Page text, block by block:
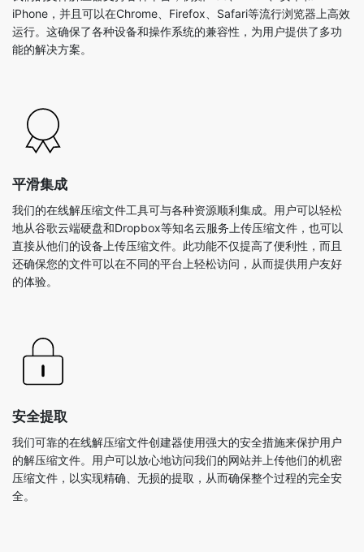
平滑集成
我们的在线解压缩文件工具可与各种资源顺利集成。用户可以轻松
地从谷歌云端硬盘和Dropbox等知名云服务上传压缩文件，也可以
直接从他们的设备上传压缩文件。此功能不仅提高了便利性，而且
还确保您的文件可以在不同的平台上轻松访问，从而提供用户友好
的体验。
安全提取
我们可靠的在线解压缩文件创建器使用强大的安全措施来保护用户
的解压缩文件。用户可以放心地访问我们的网站并上传他们的机密
压缩文件，以实现精确、无损的提取，从而确保整个过程的完全安
全。